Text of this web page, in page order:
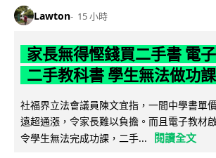
Lawton 15 小時
家長無得慳錢買二手書 電
二手教科書 學生無法做功課
社福界立法會議員陳文宜指，一間中學書單
遠超通漲，令家長難以負擔。而且電子教材
令學生無法完成功課，二手...
閱讀全文